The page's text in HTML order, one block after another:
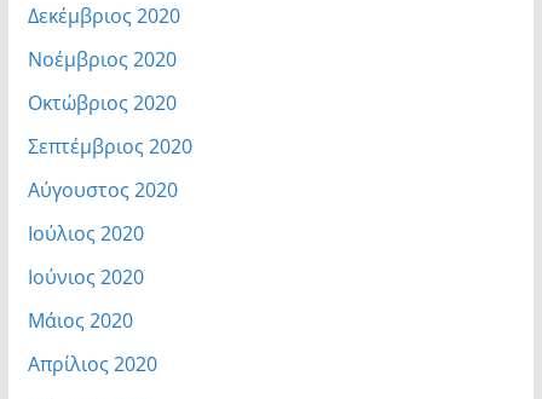
Δεκέμβριος 2020
Νοέμβριος 2020
Οκτώβριος 2020
Σεπτέμβριος 2020
Αύγουστος 2020
Ιούλιος 2020
Ιούνιος 2020
Μάιος 2020
Απρίλιος 2020